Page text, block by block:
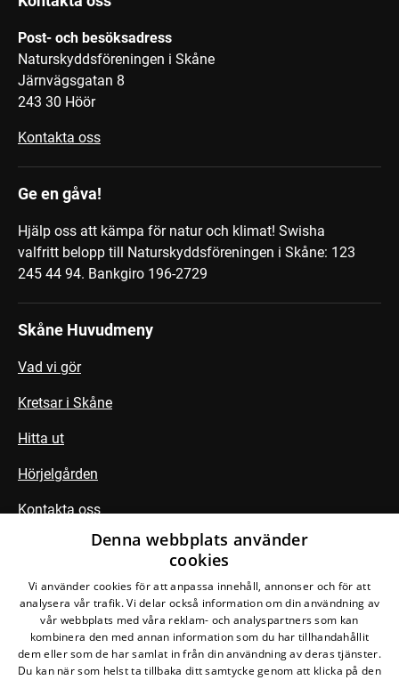
Post- och besöksadress
Naturskyddsföreningen i Skåne
Järnvägsgatan 8
243 30 Höör
Kontakta oss
Ge en gåva!
Hjälp oss att kämpa för natur och klimat! Swisha
valfritt belopp till Naturskyddsföreningen i Skåne: 123
245 44 94. Bankgiro 196-2729
Skåne Huvudmeny
Vad vi gör
Kretsar i Skåne
Hitta ut
Hörjelgården
Kontakta oss
Följ din krets
Denna webbplats använder
cookies
Vi använder cookies för att anpassa innehåll, annonser och för att
analysera vår trafik. Vi delar också information om din användning av
vår webbplats med våra reklam- och analyspartners som kan
kombinera den med annan information som du har tillhandahållit
dem eller som de har samlat in från din användning av deras tjänster.
Du kan när som helst ta tillbaka ditt samtycke genom att klicka på den